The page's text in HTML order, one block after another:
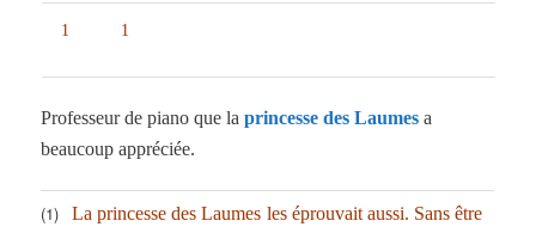
1 1
Professeur de piano que laprincesse des Laumes a
beaucoup appréciée.
(1)
La princesse des Laumes les éprouvait aussi. Sans être